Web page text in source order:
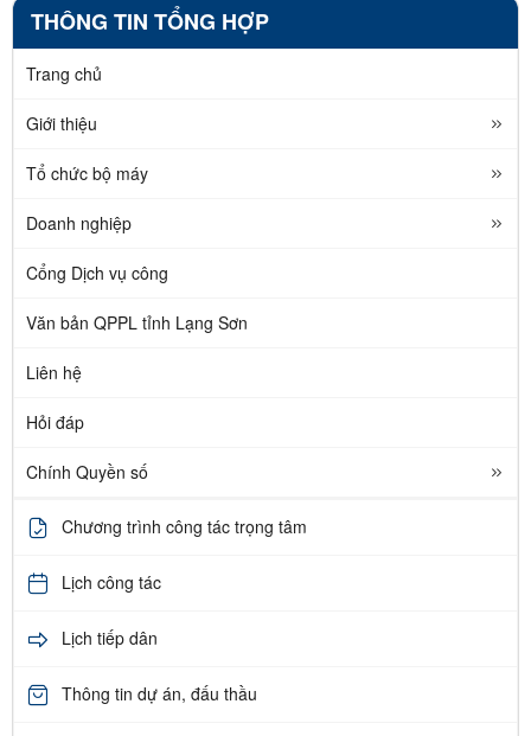
THÔNG TIN TỔNG HỢP
Trang chủ
Giới thiệu
Tổ chức bộ máy
Doanh nghiệp
Cổng Dịch vụ công
Văn bản QPPL tỉnh Lạng Sơn
Liên hệ
Hỏi đáp
Chính Quyền số
Chương trình công tác trọng tâm
Lịch công tác
Lịch tiếp dân
Thông tin dự án, đấu thầu